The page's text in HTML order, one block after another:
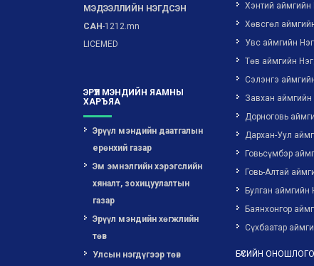
МЭДЭЭЛЛИЙН НЭГДСЭН
САН-1212.mn
LICEMED
ЭРҮҮЛ МЭНДИЙН ЯАМНЫ
ХАРЪЯА
Эрүүл мэндийн даатгалын
ерөнхий газар
Эм эмнэлгийн хэрэгслийн
хяналт, зохицуулалтын
газар
Эрүүл мэндийн хөгжлийн
төв
Улсын нэгдүгээр төв
Хэнтий
Хөвсгөл
Увс аймгийн
Төв аймгийн
Сэлэнгэ
Завхан
Дорноговь
Дархан-Уул
Говьсүмбэр
Говь-Алтай
Булган
Баянхонгор
Сүхбаатар
БҮСИЙН